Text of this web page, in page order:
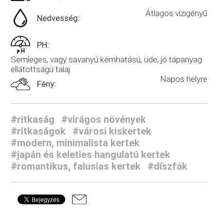
Nedvesség: Átlagos vízigényű
PH:
Semleges, vagy savanyú kémhatású, üde, jó tápanyag
ellátottságú talaj
Fény:
Napos helyre
#ritkaság
#virágos növények
#ritkaságok
#városi kiskertek
#modern, minimalista kertek
#japán és keleties hangulatú kertek
#romantikus, falusias kertek
#díszfák